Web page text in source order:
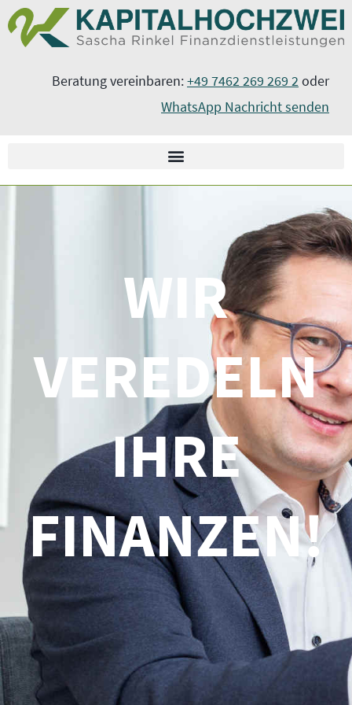
springen
Zum
Inhalt
Beratung vereinbaren:+49 7462 269 269 2oder
WhatsApp Nachricht senden
WIR
VEREDELN
IHRE
FINANZEN!